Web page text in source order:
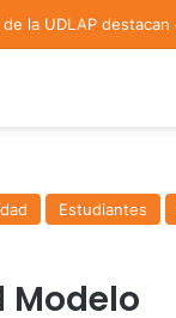
Estudiantes
Modelo